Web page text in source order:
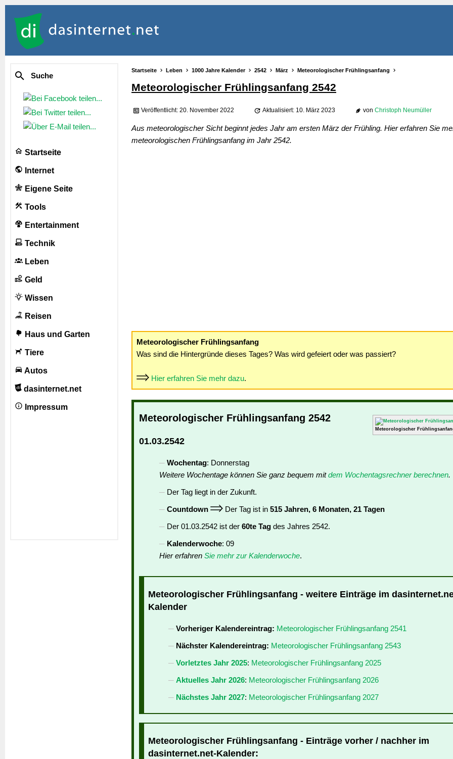
Suche
Startseite
Internet
Eigene Seite
Tools
Entertainment
Technik
Leben
Geld
Wissen
Reisen
Haus und Garten
Tiere
Autos
dasinternet.net
Impressum
Startseite Leben 1000 Jahre Kalender 2542 März Meteorologischer Frühlingsanfang
Meteorologischer Frühlingsanfang 2542
Veröffentlicht: 20. November 2022 Aktualisiert: 10. März 2023 von Christoph Neumüller
Aus meteorologischer Sicht beginnt jedes Jahr am ersten März der Frühling. Hier erfahren Sie
meteorologischen Frühlingsanfang im Jahr 2542.
Meteorologischer Frühlingsanfang
Was sind die Hintergründe dieses Tages? Was wird gefeiert oder was passiert?
Hier erfahren Sie mehr dazu.
Meteorologischer
Meteorologischer Frühlingsanfang 2542
01.03.2542
Wochentag: Donnerstag
Weitere Wochentage können Sie ganz bequem mitdem Wochentagsrechner berechnen.
Der Tag liegt in der Zukunft.
Countdown
Der Tag ist in 515 Jahren, 6 Monaten, 21 Tagen
Der 01.03.2542 ist der 60te Tag des Jahres 2542.
Kalenderwoche: 09
Hier erfahren Sie mehr zur Kalenderwoche.
Meteorologischer Frühlingsanfang - weitere Einträge im
Kalender
Vorheriger Kalendereintrag: Meteorologischer Frühlingsanfang 2541
Nächster Kalendereintrag: Meteorologischer Frühlingsanfang 2543
Vorletztes Jahr 2025: Meteorologischer Frühlingsanfang 2025
Aktuelles Jahr 2026: Meteorologischer Frühlingsanfang 2026
Nächstes Jahr 2027: Meteorologischer Frühlingsanfang 2027
Meteorologischer Frühlingsanfang - Einträge vorher / nachher im
dasinternet.net-Kalender: